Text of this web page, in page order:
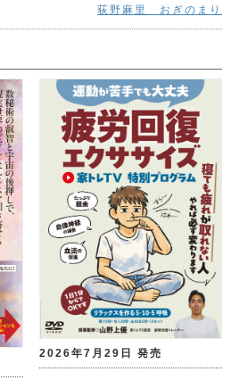
荻野麻里 おぎのまり
2026年7月29日 発売